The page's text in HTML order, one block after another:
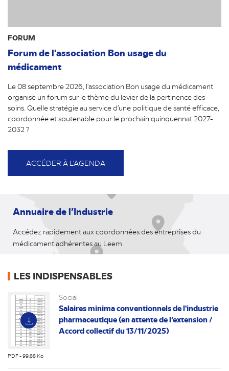
FORUM
Forum de l'association Bon usage du
médicament
Le 08 septembre 2026, l'association Bon usage du médicament
organise un forum sur le thème du levier de la pertinence des
soins. Quelle stratégie au service d’une politique de santé efficace,
coordonnée et soutenable pour le prochain quinquennat 2027-
2032 ?
ACCÉDER À L’AGENDA
Annuaire de l’Industrie
Accédez rapidement aux coordonnées des entreprises du
médicament adhérentes au Leem
LES INDISPENSABLES
PDF - 99.88 Ko
Social
Salaires minima conventionnels de l'industrie
pharmaceutique (en attente de l’extension /
Accord collectif du 13/11/2025)